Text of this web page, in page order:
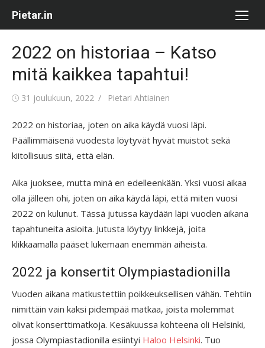
Pietar.in
2022 on historiaa – Katso
mitä kaikkea tapahtui!
Posted
31 joulukuun, 2022 Author
Pietari Ahtiainen
2022 on historiaa, joten on aika käydä vuosi läpi.
Päällimmäisenä vuodesta löytyvät hyvät muistot sekä
kiitollisuus siitä, että elän.
Aika juoksee, mutta minä en edelleenkään. Yksi vuosi aikaa
olla jälleen ohi, joten on aika käydä läpi, että miten vuosi
2022 on kulunut. Tässä jutussa käydään läpi vuoden aikana
tapahtuneita asioita. Jutusta löytyy linkkejä, joita
klikkaamalla pääset lukemaan enemmän aiheista.
2022 ja konsertit Olympiastadionilla
Vuoden aikana matkustettiin poikkeuksellisen vähän. Tehtiin
nimittäin vain kaksi pidempää matkaa, joista molemmat
olivat konserttimatkoja. Kesäkuussa kohteena oli Helsinki,
jossa Olympiastadionilla esiintyi Haloo Helsinki. Tuo